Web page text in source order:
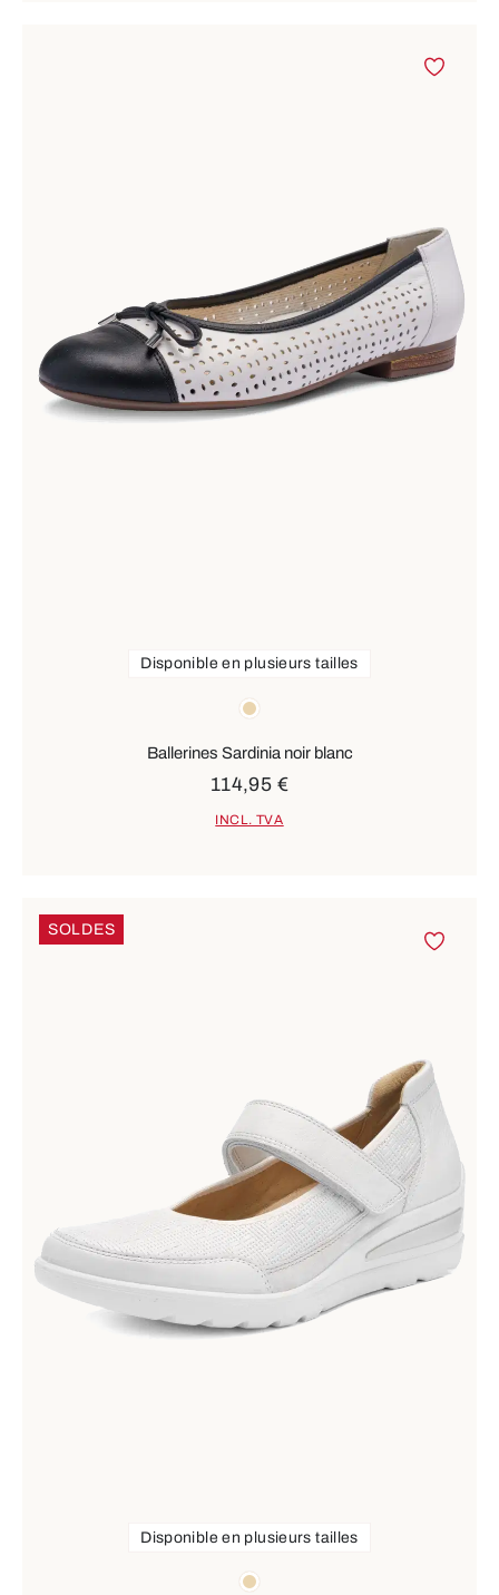
beige
Disponible en plusieurs tailles
Ballerines Sardinia noir blanc
114,95 €
INCL. TVA
SOLDES
beige
Disponible en plusieurs tailles